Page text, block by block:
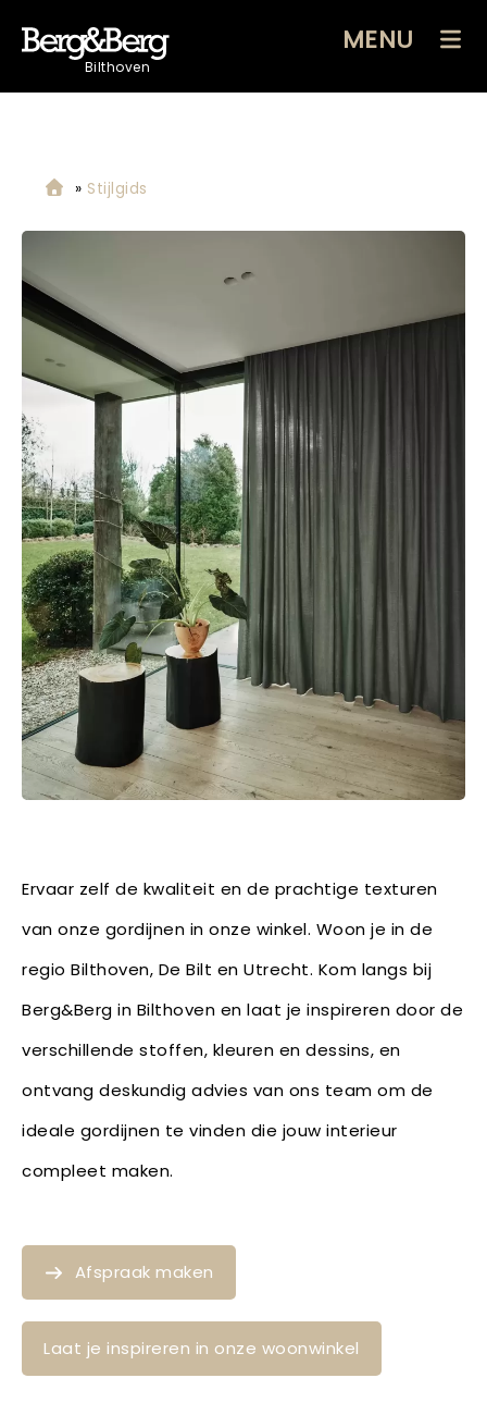
Bilthoven
MENU
» Stijlgids
Ervaar zelf de kwaliteit en de prachtige texturen
van onze gordijnen in onze winkel. Woon je in de
regio Bilthoven, De Bilt en Utrecht. Kom langs bij
Berg&Berg in Bilthoven en laat je inspireren door de
verschillende stoffen, kleuren en dessins, en
ontvang deskundig advies van ons team om de
ideale gordijnen te vinden die jouw interieur
compleet maken.
Afspraak maken
Laat je inspireren in onze woonwinkel